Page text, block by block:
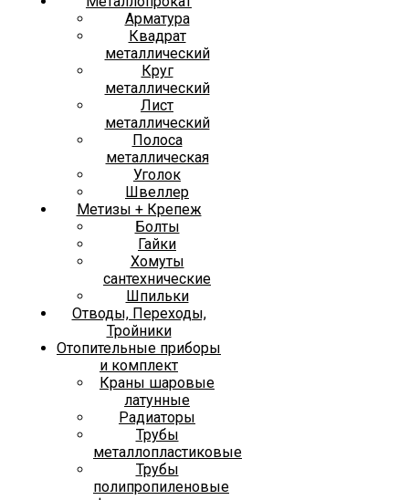
Арматура
Квадрат
металлический
Круг
металлический
Лист
металлический
Полоса
металлическая
Уголок
Швеллер
Метизы + Крепеж
Болты
Гайки
Хомуты
сантехнические
Шпильки
Отводы, Переходы,
Тройники
Отопительные приборы
и комплект
Краны шаровые
латунные
Радиаторы
Трубы
металлопластиковые
Трубы
полипропиленовые